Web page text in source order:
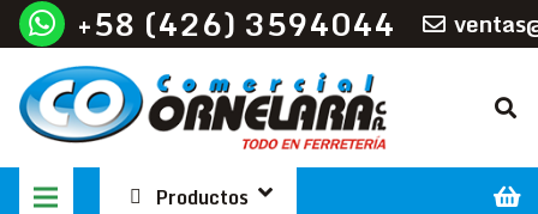
+58 (426) 3594044
Productos